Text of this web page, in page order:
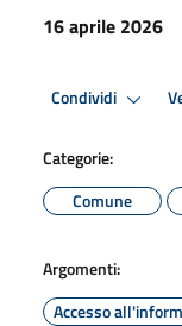
16 aprile 2026
Condividi
Categorie:
Comune
Argomenti:
Accesso